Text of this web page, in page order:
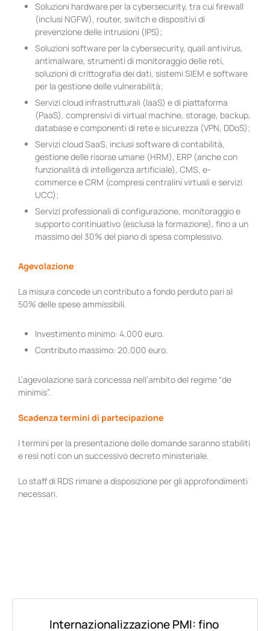
Soluzioni hardware per la cybersecurity, tra cui firewall
(inclusi NGFW), router, switch e dispositivi di
prevenzione delle intrusioni (IPS);
Soluzioni software per la cybersecurity, quali antivirus,
antimalware, strumenti di monitoraggio delle reti,
soluzioni di crittografia dei dati, sistemi SIEM e software
per la gestione delle vulnerabilità;
Servizi cloud infrastrutturali (IaaS) e di piattaforma
(PaaS), comprensivi di virtual machine, storage, backup,
database e componenti di rete e sicurezza (VPN, DDoS);
Servizi cloud SaaS, inclusi software di contabilità,
gestione delle risorse umane (HRM), ERP (anche con
funzionalità di intelligenza artificiale), CMS, e-
commerce e CRM (compresi centralini virtuali e servizi
UCC);
Servizi professionali di configurazione, monitoraggio e
supporto continuativo (esclusa la formazione), fino a un
massimo del 30% del piano di spesa complessivo.
Agevolazione
La misura concede un contributo a fondo perduto pari al
50% delle spese ammissibili.
Investimento minimo: 4.000 euro.
Contributo massimo: 20.000 euro.
L’agevolazione sarà concessa nell’ambito del regime “de
minimis”.
Scadenza termini di partecipazione
I termini per la presentazione delle domande saranno stabiliti
e resi noti con un successivo decreto ministeriale.
Lo staff di RDS rimane a disposizione per gli approfondimenti
necessari.
Internazionalizzazione PMI: fino